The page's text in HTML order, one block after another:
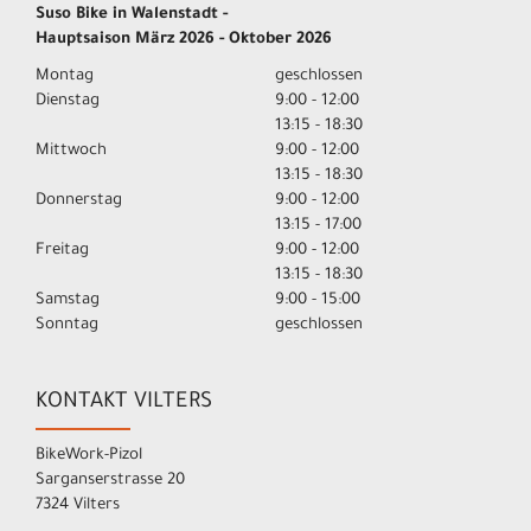
Suso Bike in Walenstadt -
Hauptsaison März 2026 - Oktober 2026
Montag
geschlossen
Dienstag
9:00 - 12:00
13:15 - 18:30
Mittwoch
9:00 - 12:00
13:15 - 18:30
Donnerstag
9:00 - 12:00
13:15 - 17:00
Freitag
9:00 - 12:00
13:15 - 18:30
Samstag
9:00 - 15:00
Sonntag
geschlossen
KONTAKT VILTERS
BikeWork-Pizol
Sarganserstrasse 20
7324 Vilters